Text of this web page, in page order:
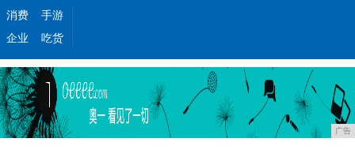
消费
手游
企业
吃货
广告